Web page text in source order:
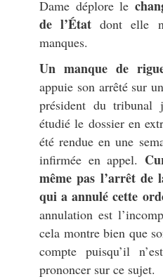
Dame déplore le
de l’État dont elle
manques.
Un manque de
appuie son arrêté sur
président du
étudié le dossier en
été rendue en une
infirmée en appel.
même pas l’arrêt de
qui a annulé cette
annulation est
cela montre bien que
compte puisqu’il
prononcer sur ce sujet.